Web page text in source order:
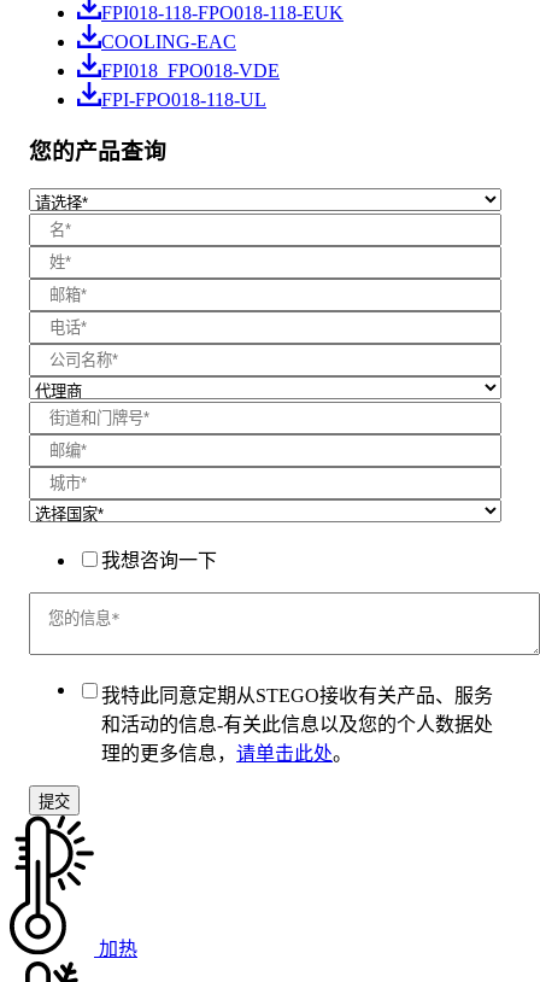
FPI018-118-FPO018-118-EUK
COOLING-EAC
FPI018_FPO018-VDE
FPI-FPO018-118-UL
您的产品查询
我想咨询一下
我特此同意定期从STEGO接收有关产品、服务
和活动的信息-有关此信息以及您的个人数据处
理的更多信息， 请单击此处。
加热